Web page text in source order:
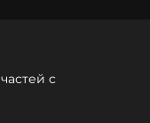
c